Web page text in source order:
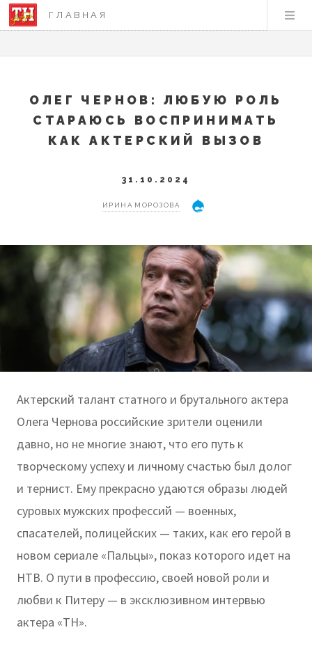
ГЛАВНАЯ
ОЛЕГ ЧЕРНОВ: ЛЮБУЮ РОЛЬ
СТАРАЮСЬ ВОСПРИНИМАТЬ
КАК АКТЕРСКИЙ ВЫЗОВ
31.10.2024
ИРИНА МОРОЗОВА
Актерский талант статного и брутального актера
Олега Чернова российские зрители оценили
давно, но не многие знают, что его путь к
творческому успеху и личному счастью был долог
и тернист. Ему прекрасно удаются образы людей
суровых мужских профессий — военных,
спасателей, полицейских — таких, как его герой в
новом сериале «Пальцы», показ которого идет на
НТВ. О пути в профессию, своей новой роли и
любви к Питеру — в эксклюзивном интервью
актера «ТН».